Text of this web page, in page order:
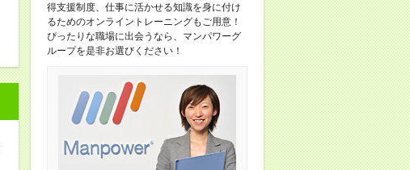
得支援制度、仕事に活かせる知識を身に付け
るためのオンライントレーニングもご用意！
ぴったりな職場に出会うなら、マンパワーグ
ループを是非お選びください！